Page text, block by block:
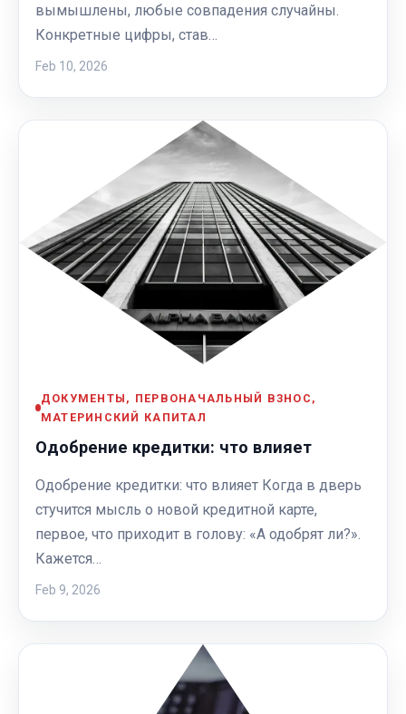
вымышлены, любые совпадения случайны.
Конкретные цифры, став…
Feb 10, 2026
ДОКУМЕНТЫ, ПЕРВОНАЧАЛЬНЫЙ ВЗНОС,
МАТЕРИНСКИЙ КАПИТАЛ
Одобрение кредитки: что влияет
Одобрение кредитки: что влияет Когда в дверь
стучится мысль о новой кредитной карте,
первое, что приходит в голову: «А одобрят ли?».
Кажется…
Feb 9, 2026